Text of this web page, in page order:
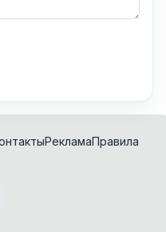
антиспам
РекламаПравила